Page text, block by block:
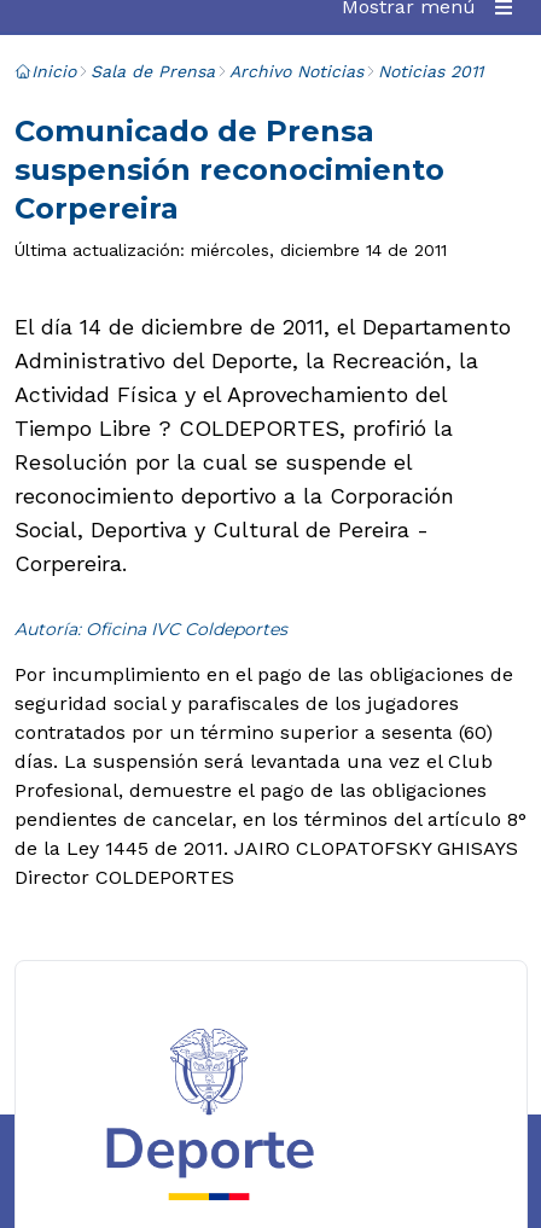
Mostrar menú
Inicio Sala de Prensa Archivo Noticias Noticias 2011
Comunicado de Prensa
suspensión reconocimiento
Corpereira
Última actualización: miércoles, diciembre 14 de 2011
El día 14 de diciembre de 2011, el Departamento
Administrativo del Deporte, la Recreación, la
Actividad Física y el Aprovechamiento del
Tiempo Libre ? COLDEPORTES, profirió la
Resolución por la cual se suspende el
reconocimiento deportivo a la Corporación
Social, Deportiva y Cultural de Pereira -
Corpereira.
Autoría: Oficina IVC Coldeportes
Por incumplimiento en el pago de las obligaciones de
seguridad social y parafiscales de los jugadores
contratados por un término superior a sesenta (60)
días. La suspensión será levantada una vez el Club
Profesional, demuestre el pago de las obligaciones
pendientes de cancelar, en los términos del artículo 8°
de la Ley 1445 de 2011. JAIRO CLOPATOFSKY GHISAYS
Director COLDEPORTES